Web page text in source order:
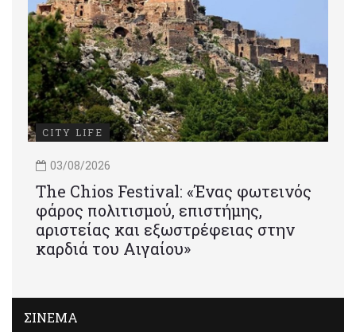
CITY LIFE
03/08/2026
Τhe Chios Festival: «Ένας φωτεινός
φάρος πολιτισμού, επιστήμης,
αριστείας και εξωστρέφειας στην
καρδιά του Αιγαίου»
ΣΙΝΕΜΑ